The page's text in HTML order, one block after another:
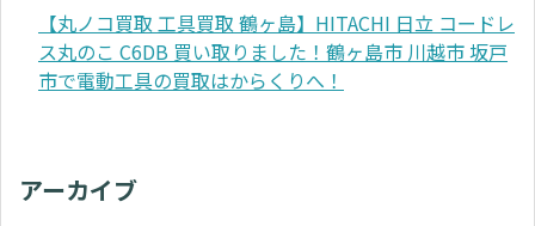
【丸ノコ買取 工具買取 鶴ヶ島】HITACHI 日立 コードレ
ス丸のこ C6DB 買い取りました！鶴ヶ島市 川越市 坂戸
市で電動工具の買取はからくりへ！
アーカイブ